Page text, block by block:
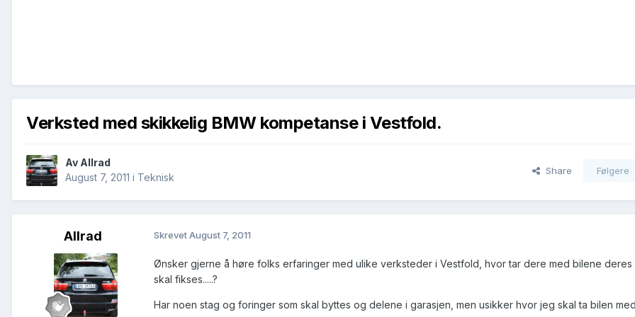
Verksted med skikkelig BMW kompetanse i Vestfold.
Av Allrad
August 7, 2011 i Teknisk
Share Følgere
Allrad SkrevetAugust 7, 2011
Ønsker gjerne å høre folks erfaringer med ulike verksteder i Vestfold, hvor tar dere med bilene deres
skal fikses.....?
Har noen stag og foringer som skal byttes og delene i garasjen, men usikker hvor jeg skal ta bilen